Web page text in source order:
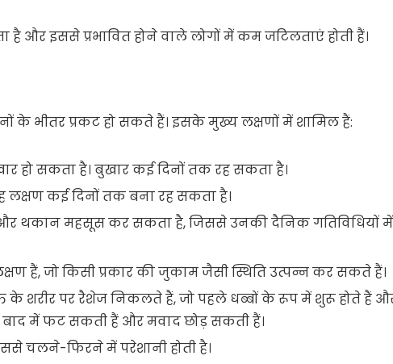
है और इससे प्रभावित होने वाले लोगों में कम जटिलताएं होती हैं।
के भीतर प्रकट हो सकते हैं। इसके मुख्य लक्षणों में शामिल हैं:
हो सकता है। बुखार कई दिनों तक रह सकता है।
लक्षण कई दिनों तक बना रह सकता है।
और थकान महसूस कर सकता है, जिससे उनकी दैनिक गतिविधियों में
हैं, जो किसी प्रकार की जुकाम जैसी स्थिति उत्पन्न कर सकते हैं।
के शरीर पर रैशेज निकलते हैं, जो पहले धब्बों के रूप में शुरू होते हैं
में फट सकती हैं और मवाद छोड़ सकती हैं।
चलने-फिरने में परेशानी होती है।